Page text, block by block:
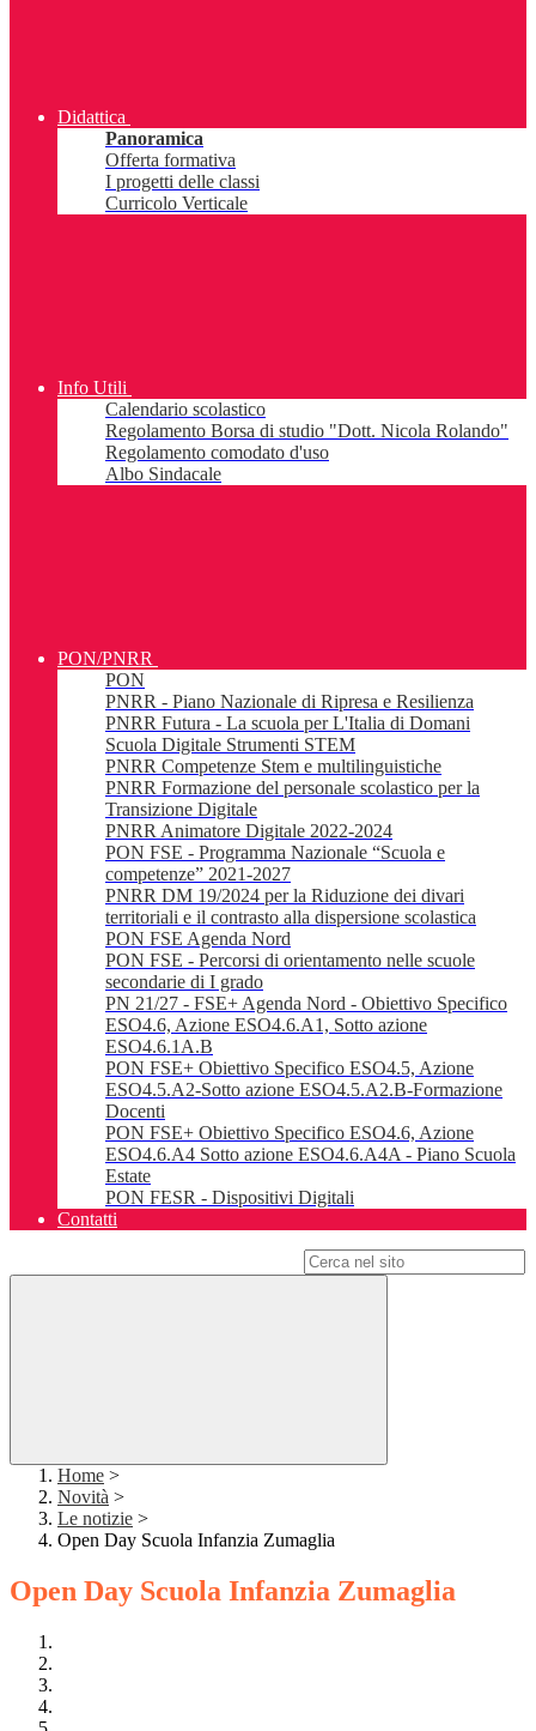
Didattica
Panoramica
Offerta formativa
I progetti delle classi
Curricolo Verticale
Info Utili
Calendario scolastico
Regolamento Borsa di studio "Dott. Nicola Rolando"
Regolamento comodato d'uso
Albo Sindacale
PON/PNRR
PON
PNRR - Piano Nazionale di Ripresa e Resilienza
PNRR Futura - La scuola per L'Italia di Domani
Scuola Digitale Strumenti STEM
PNRR Competenze Stem e multilinguistiche
PNRR Formazione del personale scolastico per la
Transizione Digitale
PNRR Animatore Digitale 2022-2024
PON FSE - Programma Nazionale “Scuola e
competenze” 2021-2027
PNRR DM 19/2024 per la Riduzione dei divari
territoriali e il contrasto alla dispersione scolastica
PON FSE Agenda Nord
PON FSE - Percorsi di orientamento nelle scuole
secondarie di I grado
PN 21/27 - FSE+ Agenda Nord - Obiettivo Specifico
ESO4.6, Azione ESO4.6.A1, Sotto azione
ESO4.6.1A.B
PON FSE+ Obiettivo Specifico ESO4.5, Azione
ESO4.5.A2-Sotto azione ESO4.5.A2.B-Formazione
Docenti
PON FSE+ Obiettivo Specifico ESO4.6, Azione
ESO4.6.A4 Sotto azione ESO4.6.A4A - Piano Scuola
Estate
PON FESR - Dispositivi Digitali
Contatti
Home >
Novità >
Le notizie >
Open Day Scuola Infanzia Zumaglia
Open Day Scuola Infanzia Zumaglia